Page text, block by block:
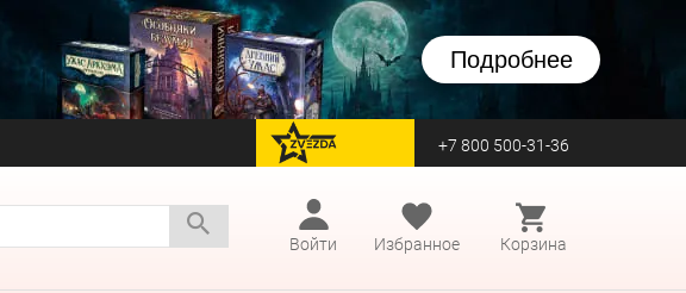
Подробнее
перейти на Zvezda +7 800 500-31-36
Войти
Избранное Корзина